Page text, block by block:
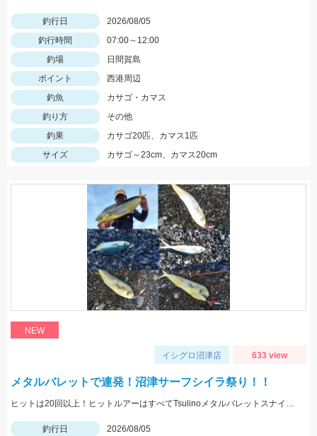
釣行日
2026/08/05
釣行時間
07:00～12:00
釣場
日間賀島
ポイント
西港周辺
釣魚
カサゴ・カマス
釣り方
その他
釣果
カサゴ20匹、カマス1匹
サイズ
カサゴ～23cm、カマス20cm
NEW
イシグロ沼津店 633 view
メタルバレットで連発！沼津サーフシイラ祭り！！
ヒットは20回以上！ヒットルアーはすべてTsulinoメタルバレットスナイパー40ｇでした。
釣行日
2026/08/05